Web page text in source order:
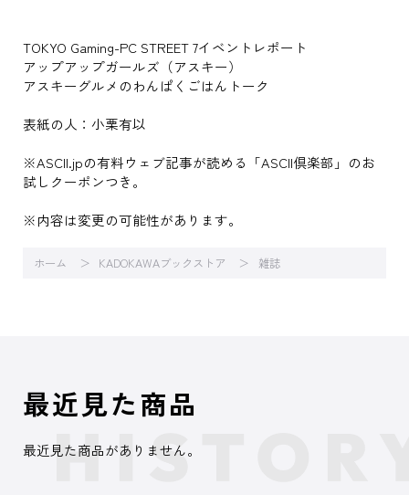
TOKYO Gaming-PC STREET 7イベントレポート
アップアップガールズ（アスキー）
アスキーグルメのわんぱくごはんトーク
表紙の人：小栗有以
※ASCII.jpの有料ウェブ記事が読める「ASCII倶楽部」のお
試しクーポンつき。
※内容は変更の可能性があります。
ホーム KADOKAWAブックストア 雑誌
最近見た商品
最近見た商品がありません。